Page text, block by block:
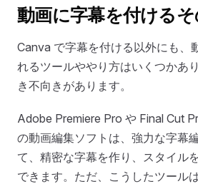
動画に字幕を付ける
Canva で字幕を付ける以外にも、
れるツールややり方はいくつかあ
き不向きがあります。
Adobe Premiere Pro や Final Cut
の動画編集ソフトは、強力な字幕
て、精密な字幕を作り、スタイル
できます。ただ、こうしたツール